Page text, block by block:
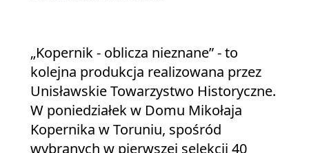
„Kopernik - oblicza nieznane” - to
kolejna produkcja realizowana przez
Unisławskie Towarzystwo Historyczne.
W poniedziałek w Domu Mikołaja
Kopernika w Toruniu, spośród
wybranych w pierwszej selekcji 40